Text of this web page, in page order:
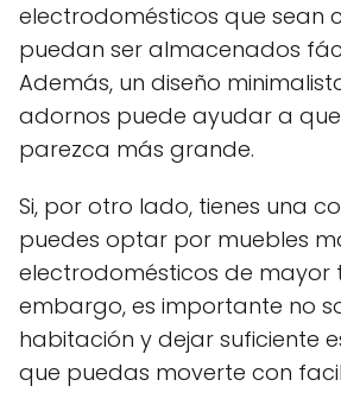
electrodomésticos que sean
puedan ser almacenados
Además, un diseño
adornos puede ayudar a
parezca más grande.
Si, por otro lado, tienes una
puedes optar por muebles
electrodomésticos de mayor
embargo, es importante no
habitación y dejar suficiente
que puedas moverte con